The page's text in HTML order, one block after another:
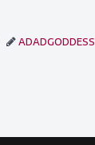
ADADGODDESS